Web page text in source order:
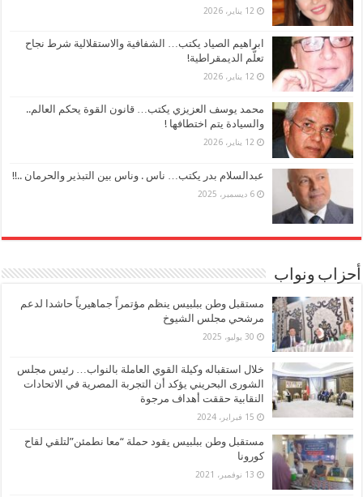
12 يناير، 2026
ابراهيم الصياد يكتب… الشفافية والاستقلالية شرط نجاح
تعلُّم الديمقراطية!
12 يناير، 2026
محمد يوسف العزيزي يكتب… قانون القوة يحكم العالم..
والسيادة يتم اختطافها !
12 يناير، 2026
عبدالسلام بدر يكتب… ناس . وناس بين التبذير والحرمان ..!!
6 ديسمبر، 2025
أحزاب ونواب
مستقبل وطن ببلبيس ينظم مؤتمراً جماهيرياً حاشدا لدعم
مرشحي مجلس الشيوخ
30 يوليو، 2025
خلال استقباله وكيلة القوي العاملة بالنواب… رئيس مجلس
الشورى البحريني يؤكد أن التجربة المصرية في الاتحادات
النقابية حققت أهداف مرجوة
15 فبراير، 2024
مستقبل وطن ببلبيس يقود حملة “معا نطمئن”لتلقي لقاح
كورونا
13 نوفمبر، 2021